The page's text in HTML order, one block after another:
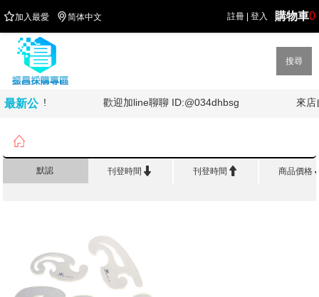
註冊 登入 購物車0
加入最愛 简体中文
搜尋
最新公
加油!!!! 歡迎加line聊聊 ID:@034dhbsg 來店

默認 刊登時間  刊登時間  商品價格